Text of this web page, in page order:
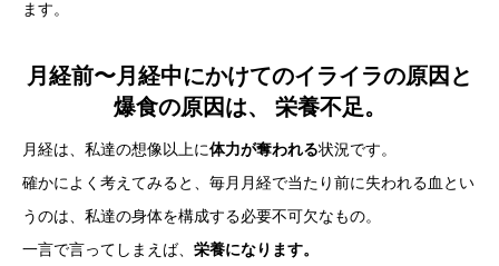
ます。
月経前〜月経中にかけてのイライラの原因と
爆食の原因は、 栄養不足。
月経は、私達の想像以上に体力が奪われる状況です。
確かによく考えてみると、毎月月経で当たり前に失われる血とい
うのは、私達の身体を構成する必要不可欠なもの。
一言で言ってしまえば、 栄養になります。